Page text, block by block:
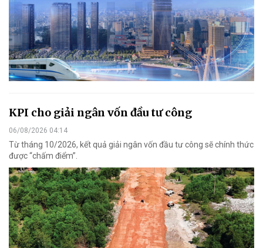
KPI cho giải ngân vốn đầu tư công
06/08/2026 04:14
Từ tháng 10/2026, kết quả giải ngân vốn đầu tư công sẽ chính thức
được “chấm điểm”.